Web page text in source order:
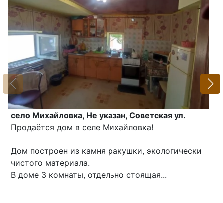
село Михайловка, Не указан, Советская ул.
Продаётся дом в селе Михайловка!
Дом построен из камня ракушки, экологически
чистого материала.
В доме 3 комнаты, отдельно стоящая...